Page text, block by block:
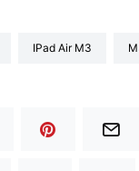
iPad Air M3